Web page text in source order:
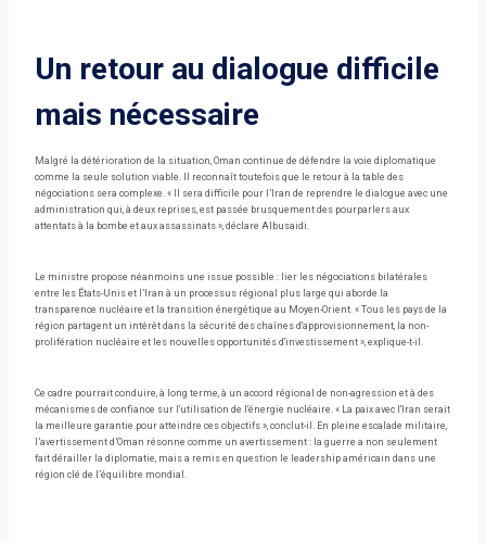
Un retour au dialogue difficile
mais nécessaire
Malgré la détérioration de la situation, Oman continue de défendre la voie diplomatique
comme la seule solution viable. Il reconnaît toutefois que le retour à la table des
négociations sera complexe. « Il sera difficile pour l’Iran de reprendre le dialogue avec une
administration qui, à deux reprises, est passée brusquement des pourparlers aux
attentats à la bombe et aux assassinats », déclare Albusaidi.
Le ministre propose néanmoins une issue possible : lier les négociations bilatérales
entre les États-Unis et l’Iran à un processus régional plus large qui aborde la
transparence nucléaire et la transition énergétique au Moyen-Orient. « Tous les pays de la
région partagent un intérêt dans la sécurité des chaînes d'approvisionnement, la non-
prolifération nucléaire et les nouvelles opportunités d'investissement », explique-t-il.
Ce cadre pourrait conduire, à long terme, à un accord régional de non-agression et à des
mécanismes de confiance sur l'utilisation de l'énergie nucléaire. « La paix avec l'Iran serait
la meilleure garantie pour atteindre ces objectifs », conclut-il. En pleine escalade militaire,
l’avertissement d’Oman résonne comme un avertissement : la guerre a non seulement
fait dérailler la diplomatie, mais a remis en question le leadership américain dans une
région clé de l’équilibre mondial.